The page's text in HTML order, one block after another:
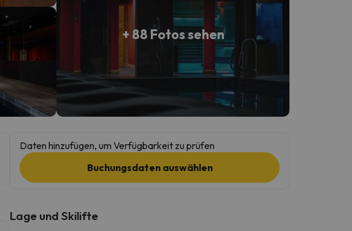
+ 88 Fotos sehen
Daten hinzufügen, um Verfügbarkeit zu prüfen
Buchungsdaten auswählen
Lage und Skilifte